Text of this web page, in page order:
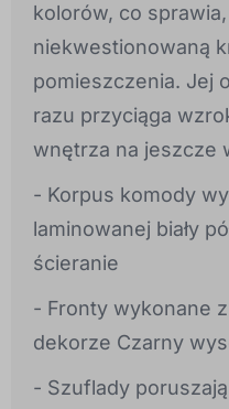
kolorów, co
niekwestionowaną
pomieszczenia. Jej
razu przyciąga
wnętrza na jeszcze
- Korpus komody
laminowanej biały
ścieranie
- Fronty wykonane z
dekorze Czarny
- Szuflady